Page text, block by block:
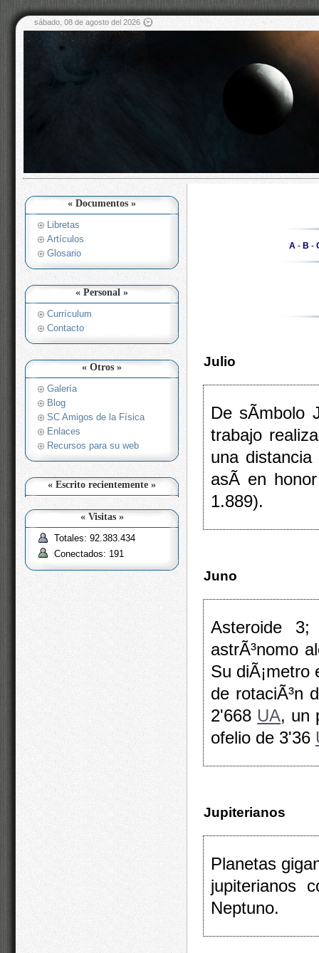
sábado, 08 de agosto del 2026
« Documentos »
Libretas
Artículos
Glosario
« Personal »
Currículum
Contacto
« Otros »
Galería
Blog
SC Amigos de la Física
Enlaces
Recursos para su web
« Escrito recientemente »
« Visitas »
Totales: 92.383.434
Conectados: 191
A - B -
Julio
De sÃ­mbolo
trabajo
una
asÃ­ en
1.889).
Juno
Asteroide
astrÃ³nomo
Su diÃ¡metro
de rotaciÃ³n
2'668 UA, un
ofelio de 3'36
Jupiterianos
Planetas
jupiterianos
Neptuno.